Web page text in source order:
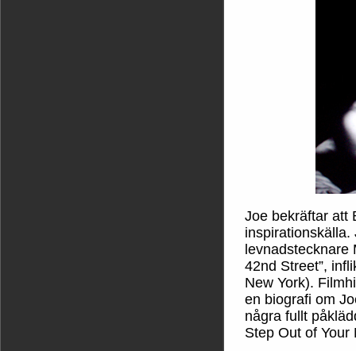
Joe bekräftar att
inspirationskälla.
levnadstecknare
42nd Street”,
New York).
en biografi om
några fullt
Step Out of Your